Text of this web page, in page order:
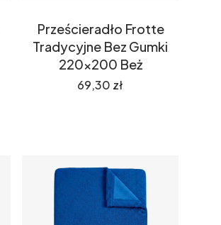
Prześcieradło Frotte
Tradycyjne Bez Gumki
220x200 Beż
Cena
69,30 zł